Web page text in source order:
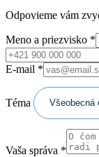
Odpovieme vám
Meno a priezvisko *
E-mail *
Téma
Vaša správa *